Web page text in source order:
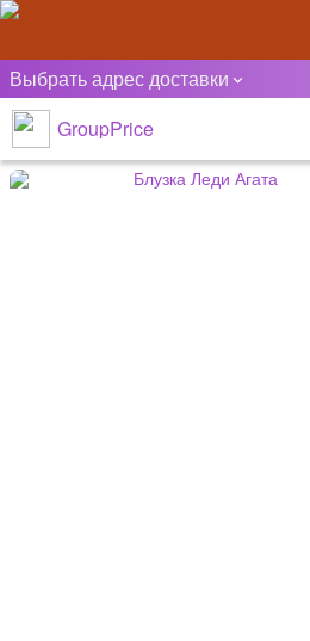
Выбрать адрес доставки
GroupPrice